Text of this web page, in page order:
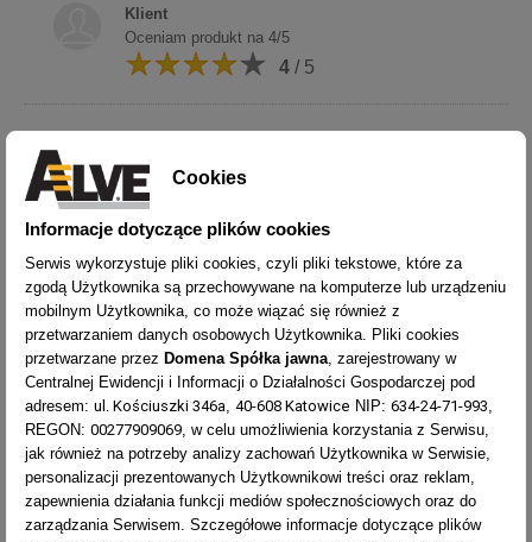
Klient
Oceniam produkt na 4/5
4 / 5
2022-03-09
Klient
Drabina dosyć dobra jak za tę kwotę. Bardzo wysoko
należy ocenić ludzi pracujących w tej firmie, wysoki
profesjonalizm. wyrazy szacunku, inni powinni się od
5/ 5
2022-03-09
Klient
Oceniam produkt na 3/5
3/ 5
Cookies
Informacje dotyczące plików cookies
Serwis wykorzystuje pliki cookies, czyli pliki tekstowe, które za
zgodą Użytkownika są przechowywane na komputerze lub urządzeniu
mobilnym Użytkownika, co może wiązać się również z
przetwarzaniem danych osobowych Użytkownika. Pliki cookies
przetwarzane przez Domena Spółka jawna , zarejestrowany w
Centralnej Ewidencji i Informacji o Działalności Gospodarczej pod
adresem: ul. Kościuszki 346a 40-608 Katowice NIP: 634-24-71-993
REGON: 00277909069 , w celu umożliwienia korzystania z Serwisu,
jak również na potrzeby analizy zachowań Użytkownika w Serwisie,
personalizacji prezentowanych Użytkownikowi treści oraz reklam,
zapewnienia działania funkcji mediów społecznościowych oraz do
zarządzania Serwisem. Szczegółowe informacje dotyczące plików